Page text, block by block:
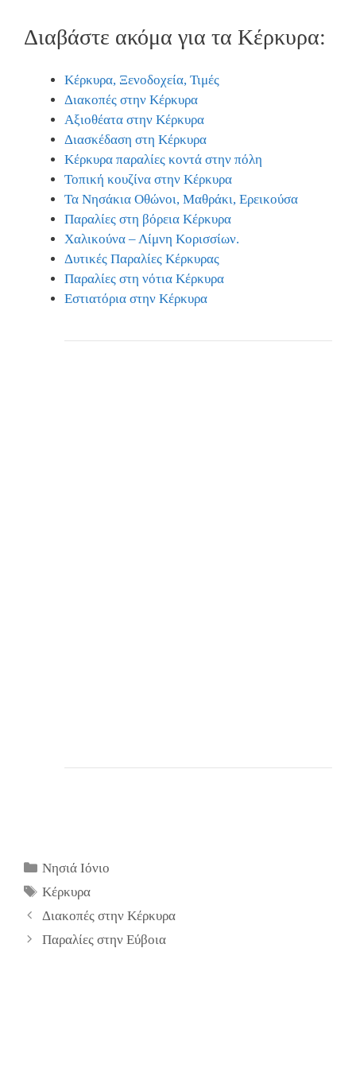
Διαβάστε ακόμα για τα Κέρκυρα:
Κέρκυρα, Ξενοδοχεία, Τιμές
Διακοπές στην Κέρκυρα
Αξιοθέατα στην Κέρκυρα
Διασκέδαση στη Κέρκυρα
Κέρκυρα παραλίες κοντά στην πόλη
Τοπική κουζίνα στην Κέρκυρα
Τα Νησάκια Οθώνοι, Μαθράκι, Ερεικούσα
Παραλίες στη βόρεια Κέρκυρα
Χαλικούνα – Λίμνη Κορισσίων.
Δυτικές Παραλίες Κέρκυρας
Παραλίες στη νότια Κέρκυρα
Εστιατόρια στην Κέρκυρα
Κατηγορίες
Νησιά Ιόνιο
Ετικέτες
Κέρκυρα
Διακοπές στην Κέρκυρα
Παραλίες στην Εύβοια